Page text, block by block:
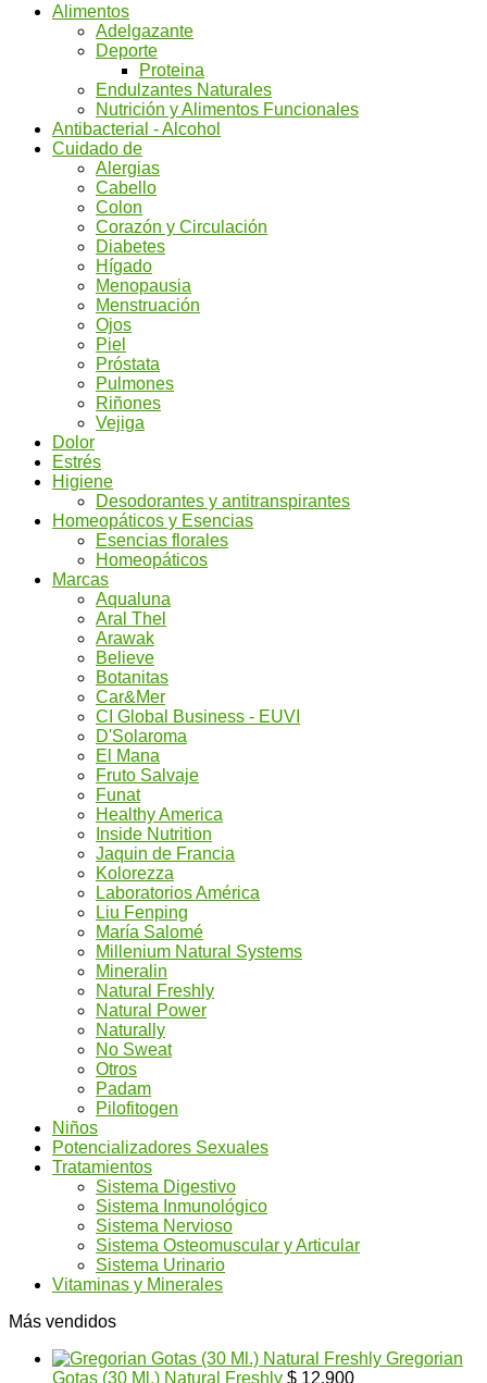
Alimentos
Adelgazante
Deporte
Proteina
Endulzantes Naturales
Nutrición y Alimentos Funcionales
Antibacterial - Alcohol
Cuidado de
Alergias
Cabello
Colon
Corazón y Circulación
Diabetes
Hígado
Menopausia
Menstruación
Ojos
Piel
Próstata
Pulmones
Riñones
Vejiga
Dolor
Estrés
Higiene
Desodorantes y antitranspirantes
Homeopáticos y Esencias
Esencias florales
Homeopáticos
Marcas
Aqualuna
Aral Thel
Arawak
Believe
Botanitas
Car&Mer
CI Global Business - EUVI
D'Solaroma
El Mana
Fruto Salvaje
Funat
Healthy America
Inside Nutrition
Jaquin de Francia
Kolorezza
Laboratorios América
Liu Fenping
María Salomé
Millenium Natural Systems
Mineralin
Natural Freshly
Natural Power
Naturally
No Sweat
Otros
Padam
Pilofitogen
Niños
Potencializadores Sexuales
Tratamientos
Sistema Digestivo
Sistema Inmunológico
Sistema Nervioso
Sistema Osteomuscular y Articular
Sistema Urinario
Vitaminas y Minerales
Más vendidos
Gregorian
Gotas (30 Ml.) Natural Freshly $ 12.900